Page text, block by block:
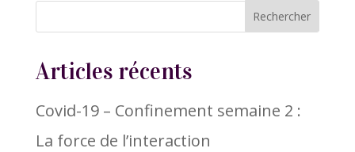
Articles récents
Covid-19 – Confinement semaine 2 :
La force de l’interaction